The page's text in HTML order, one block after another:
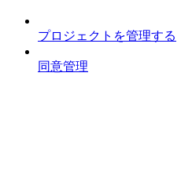
プロジェクトを管理する
同意管理